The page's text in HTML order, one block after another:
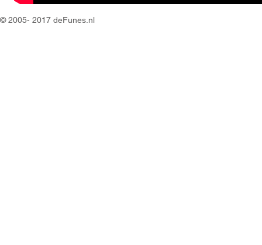
© 2005- 2017 deFunes.nl